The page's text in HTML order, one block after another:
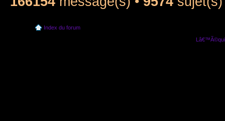
Index du forum